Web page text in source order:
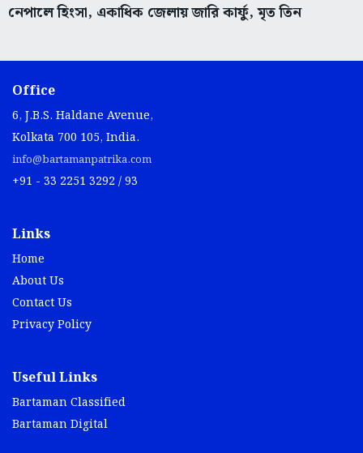
নেপালে হিংসা, একাধিক জেলায় জারি কার্ফু, মৃত তিন
Office
6, J.B.S. Haldane Avenue,
Kolkata 700 105, India.
info@bartamanpatrika.com
+91 - 33 2251 3292 / 93
Links
Home
About Us
Contact Us
Privacy Policy
Useful Links
Bartaman Classified
Bartaman Digital